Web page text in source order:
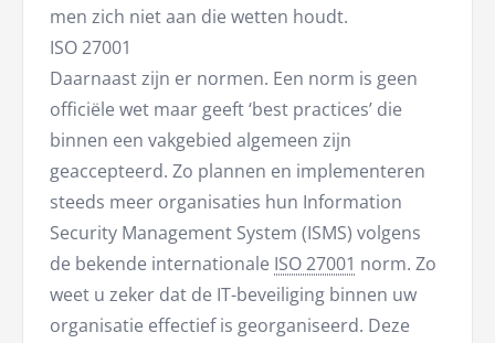
men zich niet aan die wetten houdt.
ISO 27001
Daarnaast zijn er normen. Een norm is geen
officiële wet maar geeft ‘best practices’ die
binnen een vakgebied algemeen zijn
geaccepteerd. Zo plannen en implementeren
steeds meer organisaties hun Information
Security Management System (ISMS) volgens
de bekende internationale ISO 27001 norm. Zo
weet u zeker dat de IT-beveiliging binnen uw
organisatie effectief is georganiseerd. Deze